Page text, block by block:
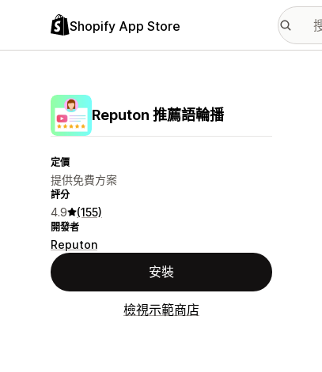
Shopify App Store
Reputon 推薦語輪播
定價
提供免費方案
評分
4.9 (155)
開發者
Reputon
安裝
檢視示範商店